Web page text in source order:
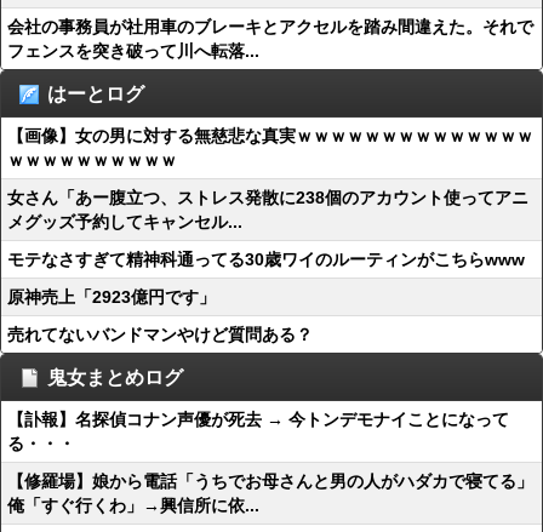
会社の事務員が社用車のブレーキとアクセルを踏み間違えた。それで
フェンスを突き破って川へ転落...
はーとログ
【画像】女の男に対する無慈悲な真実ｗｗｗｗｗｗｗｗｗｗｗｗｗｗ
ｗｗｗｗｗｗｗｗｗｗ
女さん「あー腹立つ、ストレス発散に238個のアカウント使ってアニ
メグッズ予約してキャンセル...
モテなさすぎて精神科通ってる30歳ワイのルーティンがこちらwww
原神売上「2923億円です」
売れてないバンドマンやけど質問ある？
鬼女まとめログ
【訃報】名探偵コナン声優が死去 → 今トンデモナイことになって
る・・・
【修羅場】娘から電話「うちでお母さんと男の人がハダカで寝てる」
俺「すぐ行くわ」→興信所に依...